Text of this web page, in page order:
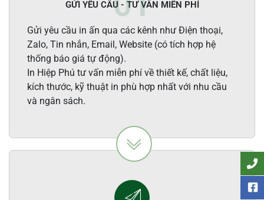
GỬI YÊU CẦU - TƯ VẤN MIỄN PHÍ
Gửi yêu cầu in ấn qua các kênh như Điện thoại,
Zalo, Tin nhắn, Email, Website (có tích hợp hệ
thống báo giá tự động).
In Hiệp Phú tư vấn miễn phí về thiết kế, chất liệu,
kích thước, kỹ thuật in phù hợp nhất với nhu cầu
và ngân sách.